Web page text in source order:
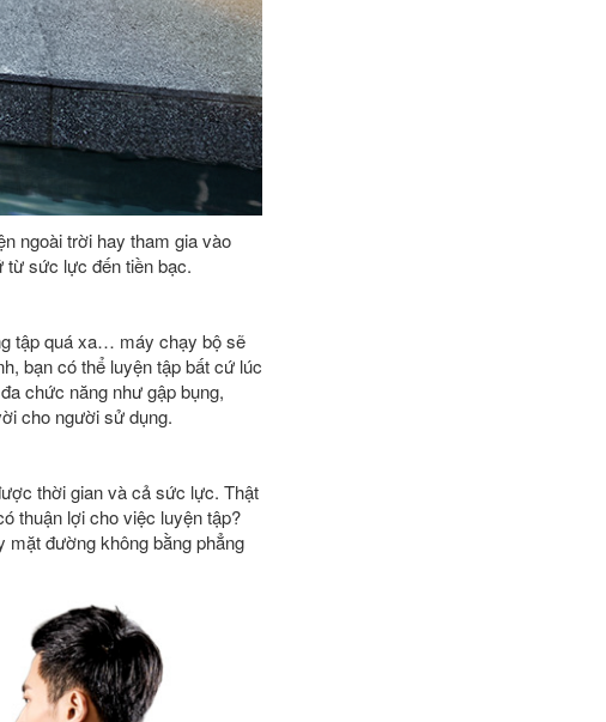
ngoài trời hay tham gia vào
từ sức lực đến tiền bạc.
tập quá xa… máy chạy bộ sẽ
bạn có thể luyện tập bất cứ lúc
chức năng như gập bụng,
cho người sử dụng.
thời gian và cả sức lực. Thật
thuận lợi cho việc luyện tập?
mặt đường không bằng phẳng